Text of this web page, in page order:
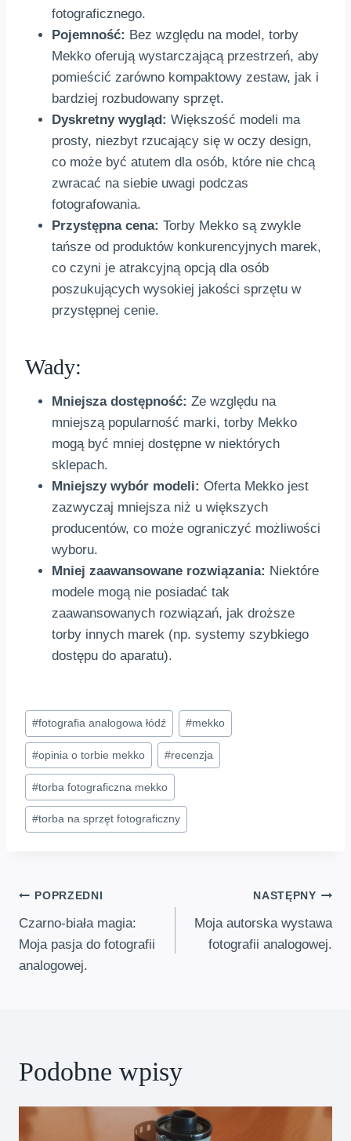
fotograficznego.
Pojemność: Bez względu na model, torby
Mekko oferują wystarczającą przestrzeń, aby
pomieścić zarówno kompaktowy zestaw, jak i
bardziej rozbudowany sprzęt.
Dyskretny wygląd: Większość modeli ma
prosty, niezbyt rzucający się w oczy design,
co może być atutem dla osób, które nie chcą
zwracać na siebie uwagi podczas
fotografowania.
Przystępna cena: Torby Mekko są zwykle
tańsze od produktów konkurencyjnych marek,
co czyni je atrakcyjną opcją dla osób
poszukujących wysokiej jakości sprzętu w
przystępnej cenie.
Wady:
Mniejsza dostępność: Ze względu na
mniejszą popularność marki, torby Mekko
mogą być mniej dostępne w niektórych
sklepach.
Mniejszy wybór modeli: Oferta Mekko jest
zazwyczaj mniejsza niż u większych
producentów, co może ograniczyć możliwości
wyboru.
Mniej zaawansowane rozwiązania: Niektóre
modele mogą nie posiadać tak
zaawansowanych rozwiązań, jak droższe
torby innych marek (np. systemy szybkiego
dostępu do aparatu).
Tagi
wpisu:
#fotografia analogowa łódź #mekko
#opinia o torbie mekko #recenzja
#torba fotograficzna mekko
#torba na sprzęt fotograficzny
Nawigacja
wpisu
POPRZEDNI
Czarno-biała magia:
Moja pasja do fotografii
analogowej.
NASTĘPNY
Moja autorska wystawa
fotografii analogowej.
Podobne wpisy